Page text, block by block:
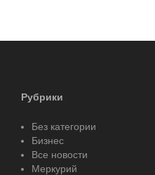
Рубрики
Без категории
Бизнес
Все новости
Меркурий